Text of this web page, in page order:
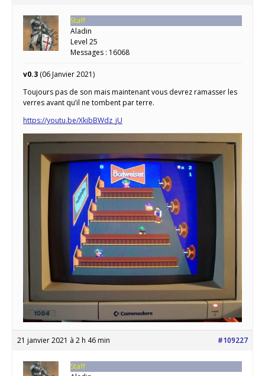
Staff
Aladin
Level 25
Messages : 16068
v0.3 (06 Janvier 2021)
Toujours pas de son mais maintenant vous devrez ramasser les
verres avant qu’il ne tombent par terre.
https://youtu.be/XkibBWdz_jU
21 janvier 2021 à 2 h 46 min #109227
Staff